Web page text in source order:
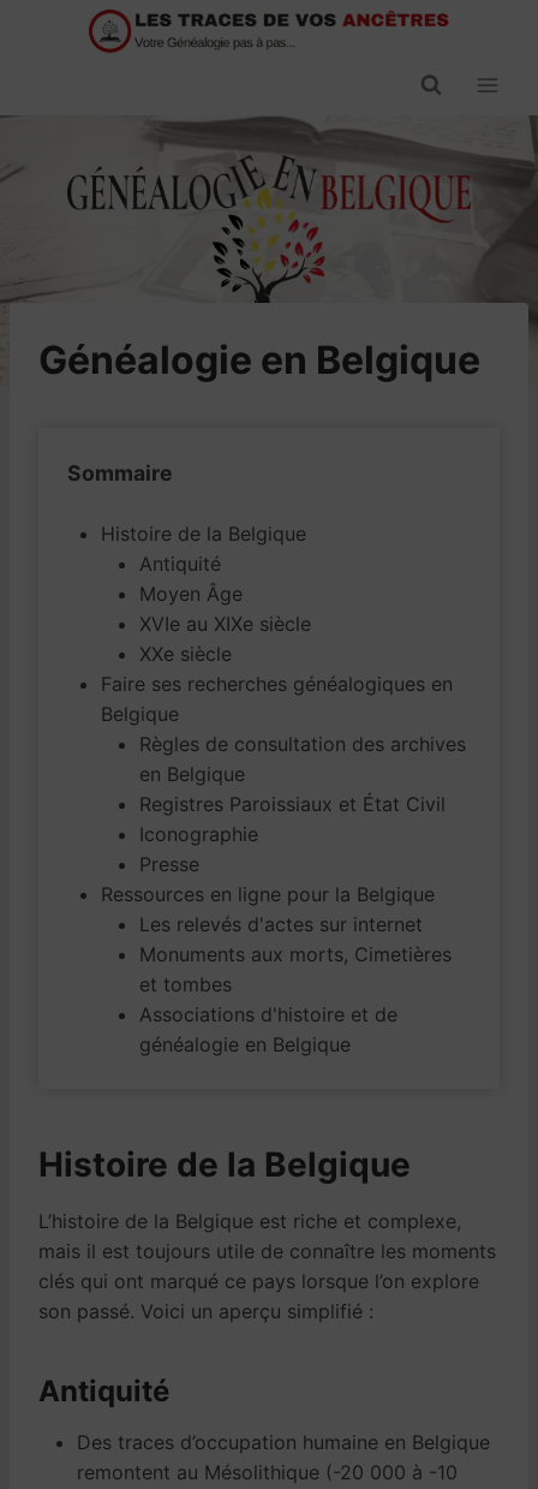
Généalogie en Belgique
Sommaire
Histoire de la Belgique
Antiquité
Moyen Âge
XVIe au XIXe siècle
XXe siècle
Faire ses recherches généalogiques en
Belgique
Règles de consultation des archives
en Belgique
Registres Paroissiaux et État Civil
Iconographie
Presse
Ressources en ligne pour la Belgique
Les relevés d'actes sur internet
Monuments aux morts, Cimetières
et tombes
Associations d'histoire et de
généalogie en Belgique
Histoire de la Belgique
L’histoire de la Belgique est riche et complexe,
mais il est toujours utile de connaître les moments
clés qui ont marqué ce pays lorsque l’on explore
son passé. Voici un aperçu simplifié :
Antiquité
Des traces d’occupation humaine en Belgique
remontent au Mésolithique (-20 000 à -10